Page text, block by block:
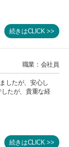
続きはCLICK >>
職業：会社員
したが、安心し
たが、貴重な経
続きはCLICK >>